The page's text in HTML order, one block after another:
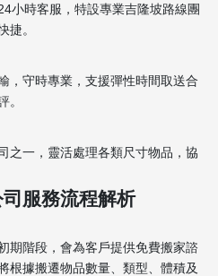
小時客服，特設專業吉隆坡路線團
捷。
，守時專業，支援彈性時間取送合
。
之一，靈活處理各類尺寸物品，協
服務流程解析
期階段，會為客戶提供免費搬家諮
根據搬遷物品數量、類型、體積及